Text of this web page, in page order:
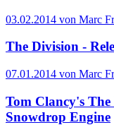
03.02.2014 von Marc
The Division -
07.01.2014 von Marc
Tom Clancy's
Snowdrop Engine